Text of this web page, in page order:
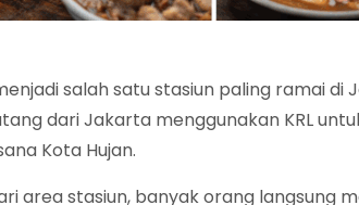
salah satu stasiun paling ramai
dari Jakarta menggunakan KRL
Kota Hujan.
area stasiun, banyak orang langsung